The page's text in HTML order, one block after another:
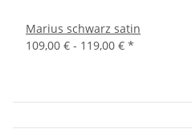
Marius schwarz satin
109,00 € - 119,00 € *